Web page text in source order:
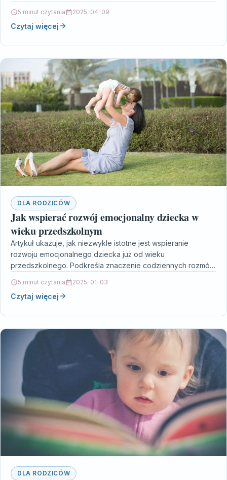
5 minut czytania 2025-04-09
Czytaj więcej
DLA RODZICÓW
Jak wspierać rozwój emocjonalny dziecka w
wieku przedszkolnym
Artykuł ukazuje, jak niezwykle istotne jest wspieranie
rozwoju emocjonalnego dziecka już od wieku
przedszkolnego. Podkreśla znaczenie codziennych rozmów
5 minut czytania 2025-01-03
Czytaj więcej
DLA RODZICÓW